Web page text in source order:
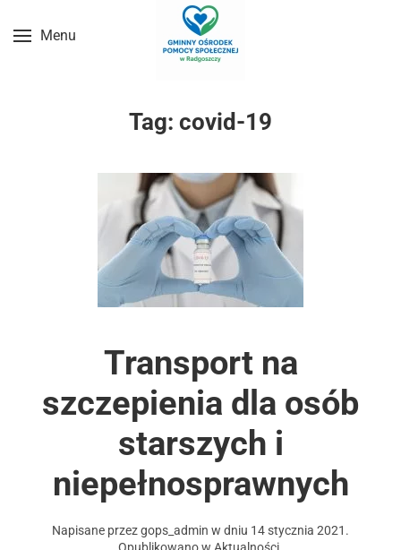
Przejdź do treści głównej
Menu
Tag: covid-19
Transport na
szczepienia dla osób
starszych i
niepełnosprawnych
Napisane przezgops_admin w dniu 14 stycznia 2021 .